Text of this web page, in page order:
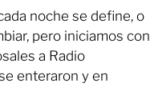
noche se define, o
pero iniciamos con
a Radio
enteraron y en